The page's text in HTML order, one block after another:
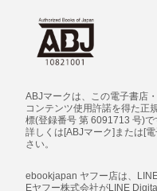
ABJマークは、この電子書店
コンテンツ使用許諾を得た正
標(登録番号 第 6091713 号)で
詳しくは[ABJマーク]または[
さい。
ebookjapan ヤフー店は、
Eヤフー株式会社がLINE